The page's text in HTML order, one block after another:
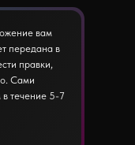
вам
передана в
правки,
Сами
в течение 5-7